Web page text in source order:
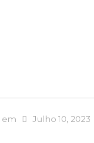
em Julho 10, 2023